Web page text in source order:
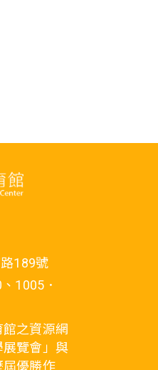
189號
1005．
之資源網
覽會」與
屆優勝作